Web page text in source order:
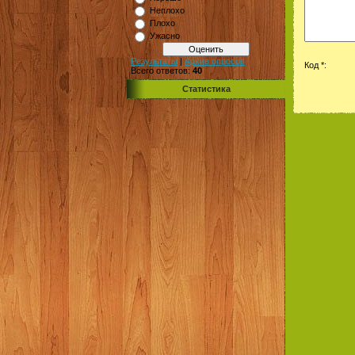
Неплохо
Плохо
Ужасно
Результаты | Архив опросов
Всего ответов: 40
Статистика
Код *: